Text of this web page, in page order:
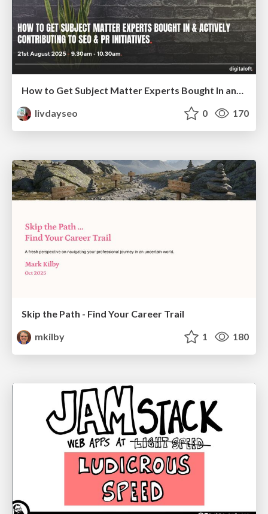
How to Get Subject Matter Experts Bought In and Actively Contributing to SEO & PR Initiatives.
livdayseo
0 170
Skip the Path - Find Your Career Trail
mkilby
1 180